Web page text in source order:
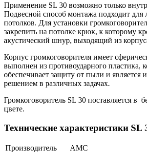
Применение SL 30 возможно только
Подвесной способ монтажа подходит
потолков. Для установки
закрепить на потолке крюк, к которому
акустический шнур, выходящий из
Корпус громкоговорителя имеет
выполнен из противоударного пластика,
обеспечивает защиту от пыли и является
решением в различных задачах.
Громкоговоритель SL 30 поставляется в
цвете.
Технические характеристики SL
Производитель
AMC